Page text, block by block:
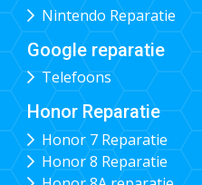
Nintendo Reparatie
Google reparatie
Telefoons
Honor Reparatie
Honor 7 Reparatie
Honor 8 Reparatie